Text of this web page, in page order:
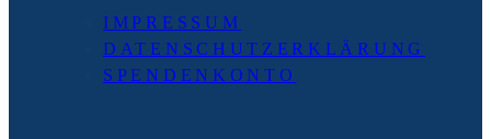
IMPRESSUM
DATENSCHUTZERKLÄRUNG
SPENDENKONTO